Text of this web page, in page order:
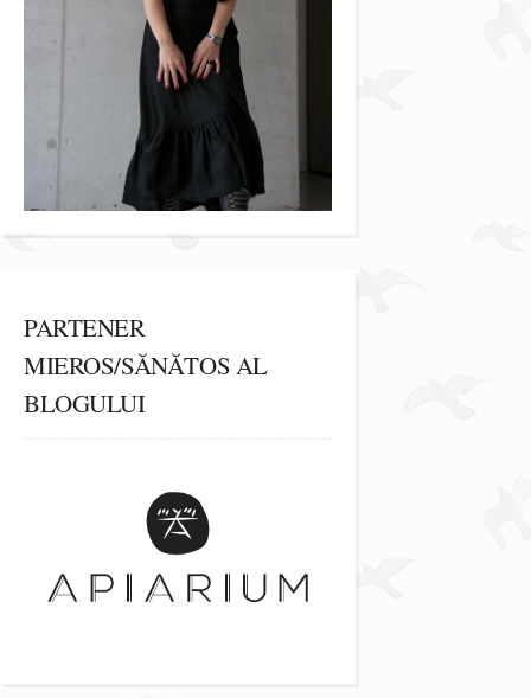
PARTENER
MIEROS/SĂNĂTOS AL
BLOGULUI